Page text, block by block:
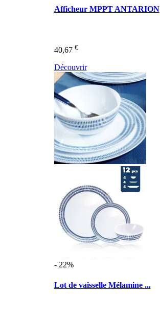
Afficheur MPPT ANTARION
40,67 €
Découvrir
- 22%
Lot de vaisselle Mélamine ...